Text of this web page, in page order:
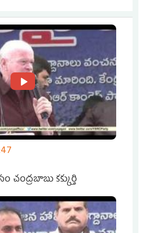
కక్కుర్తి